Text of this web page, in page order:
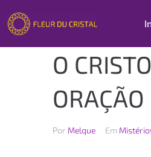
O
ORAÇÃO
Por Melque Em